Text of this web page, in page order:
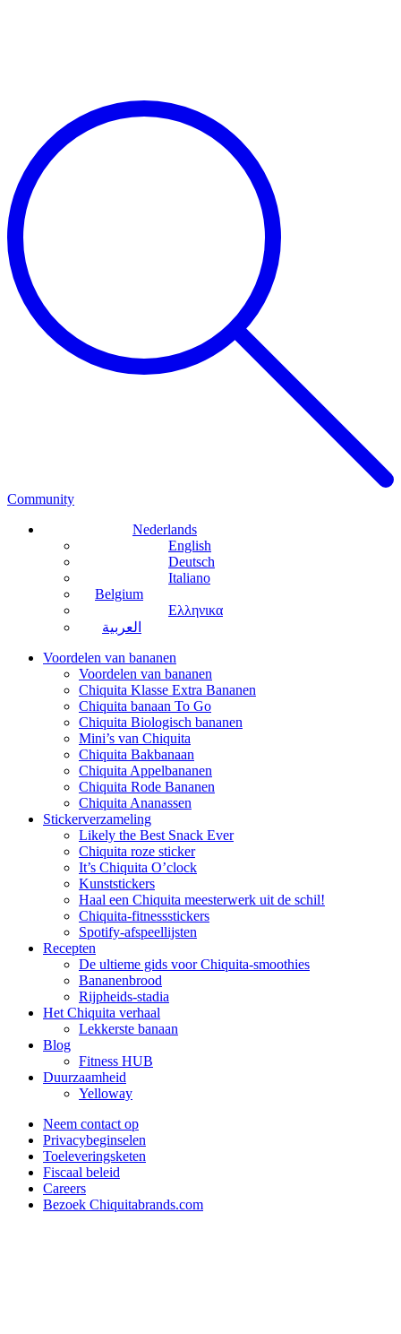
Community
Nederlands
English
Deutsch
Italiano
Belgium
Ελληνικα
العربية
Voordelen van bananen
Voordelen van bananen
Chiquita Klasse Extra Bananen
Chiquita banaan To Go
Chiquita Biologisch bananen
Mini’s van Chiquita
Chiquita Bakbanaan
Chiquita Appelbananen
Chiquita Rode Bananen
Chiquita Ananassen
Stickerverzameling
Likely the Best Snack Ever
Chiquita roze sticker
It’s Chiquita O’clock
Kunststickers
Haal een Chiquita meesterwerk uit de schil!
Chiquita-fitnessstickers
Spotify-afspeellijsten
Recepten
De ultieme gids voor Chiquita-smoothies
Bananenbrood
Rijpheids-stadia
Het Chiquita verhaal
Lekkerste banaan
Blog
Fitness HUB
Duurzaamheid
Yelloway
Neem contact op
Privacybeginselen
Toeleveringsketen
Fiscaal beleid
Careers
Bezoek Chiquitabrands.com